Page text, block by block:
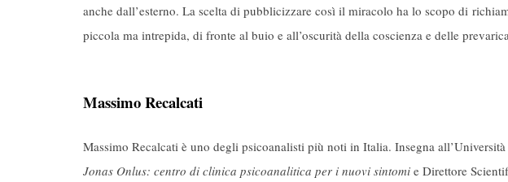
anche dall’esterno. La scelta di pubblicizzare così il miracolo ha lo scopo di
piccola ma intrepida, di fronte al buio e all’oscurità della coscienza e delle
Massimo Recalcati
Massimo Recalcati è uno degli psicoanalisti più noti in Italia. Insegna
Jonas Onlus: centro di clinica psicoanalitica per i nuovi sintomi e Direttore